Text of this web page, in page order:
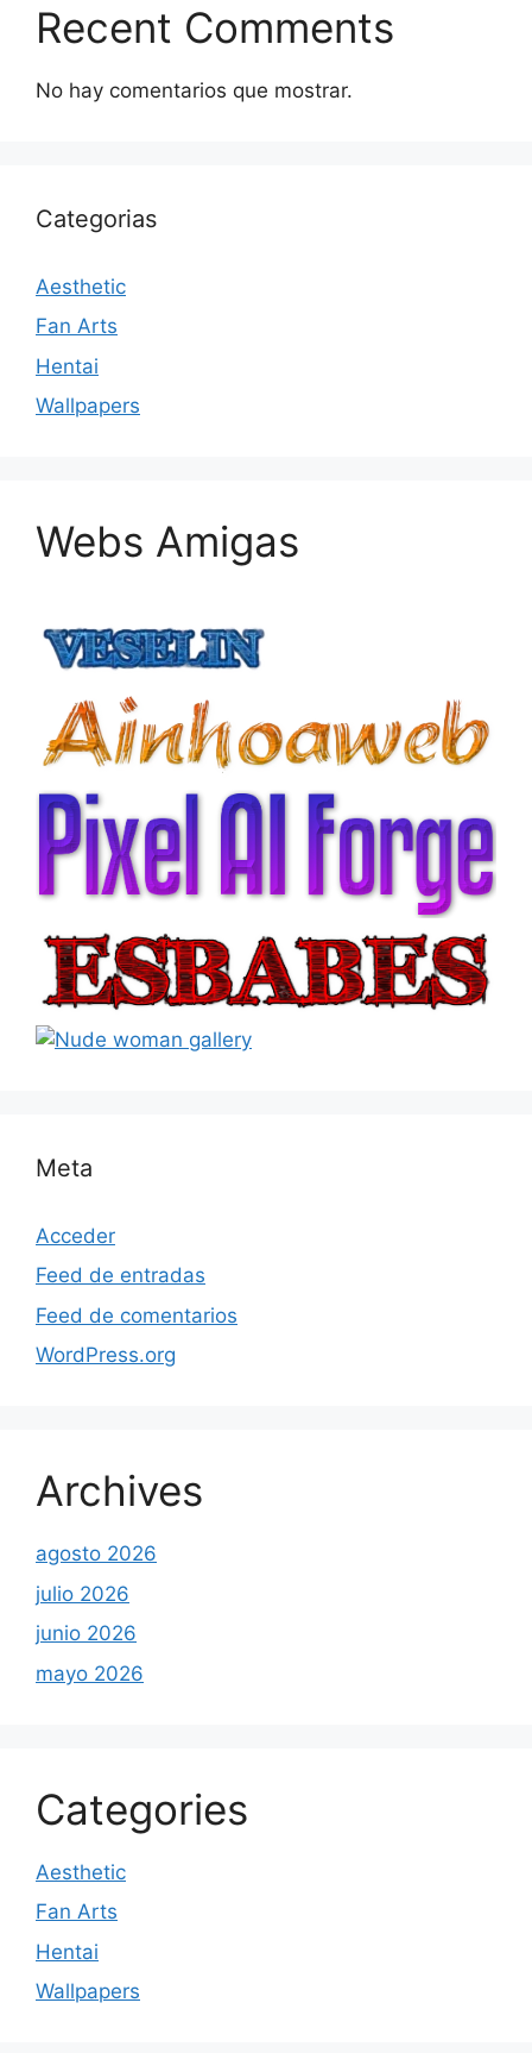
Recent Comments
No hay comentarios que mostrar.
Categorias
Aesthetic
Fan Arts
Hentai
Wallpapers
Webs Amigas
Meta
Acceder
Feed de entradas
Feed de comentarios
WordPress.org
Archives
agosto 2026
julio 2026
junio 2026
mayo 2026
Categories
Aesthetic
Fan Arts
Hentai
Wallpapers